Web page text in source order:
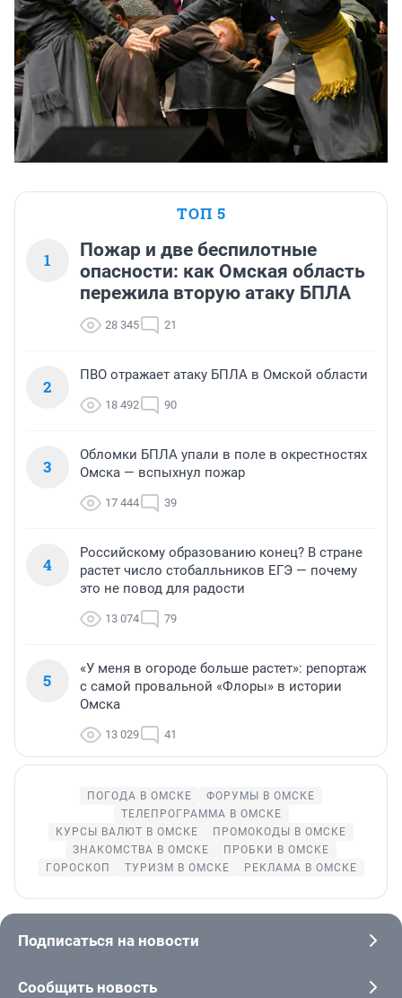
ТОП 5
1
Пожар и две беспилотные
опасности: как Омская область
пережила вторую атаку БПЛА
28 345 21
2
ПВО отражает атаку БПЛА в Омской области
18 492 90
3
Обломки БПЛА упали в поле в окрестностях
Омска — вспыхнул пожар
17 444 39
4
Российскому образованию конец? В стране
растет число стобалльников ЕГЭ — почему
это не повод для радости
13 074 79
5
«У меня в огороде больше растет»: репортаж
с самой провальной «Флоры» в истории
Омска
13 029 41
ПОГОДА В ОМСКЕ
ФОРУМЫ В ОМСКЕ
ТЕЛЕПРОГРАММА В ОМСКЕ
КУРСЫ ВАЛЮТ В ОМСКЕ
ПРОМОКОДЫ В ОМСКЕ
ЗНАКОМСТВА В ОМСКЕ
ПРОБКИ В ОМСКЕ
ГОРОСКОП
ТУРИЗМ В ОМСКЕ РЕКЛАМА В ОМСКЕ
Подписаться на новости
Сообщить новость